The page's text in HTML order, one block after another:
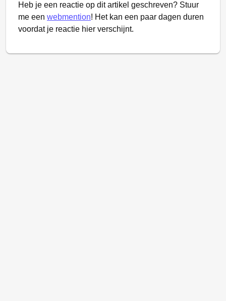
Heb je een reactie op dit artikel geschreven? Stuur
me een webmention! Het kan een paar dagen duren
voordat je reactie hier verschijnt.